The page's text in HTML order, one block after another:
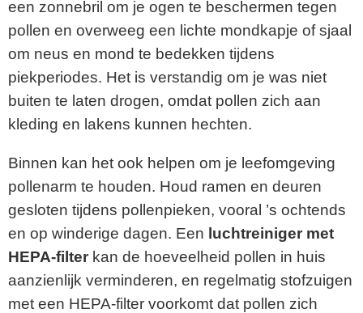
een zonnebril om je ogen te beschermen tegen
pollen en overweeg een lichte mondkapje of sjaal
om neus en mond te bedekken tijdens
piekperiodes. Het is verstandig om je was niet
buiten te laten drogen, omdat pollen zich aan
kleding en lakens kunnen hechten.
Binnen kan het ook helpen om je leefomgeving
pollenarm te houden. Houd ramen en deuren
gesloten tijdens pollenpieken, vooral ’s ochtends
en op winderige dagen. Een luchtreiniger met
HEPA-filter kan de hoeveelheid pollen in huis
aanzienlijk verminderen, en regelmatig stofzuigen
met een HEPA-filter voorkomt dat pollen zich